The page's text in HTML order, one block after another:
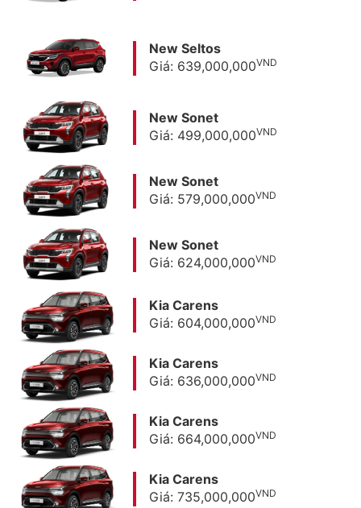
New Seltos
Giá: 639,000,000VND
New Sonet
Giá: 499,000,000VND
New Sonet
Giá: 579,000,000VND
New Sonet
Giá: 624,000,000VND
Kia Carens
Giá: 604,000,000VND
Kia Carens
Giá: 636,000,000VND
Kia Carens
Giá: 664,000,000VND
Kia Carens
Giá: 735,000,000VND